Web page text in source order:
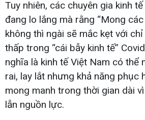
Tuy nhiên, các chuyên gia kinh
đang lo lắng mà rằng “Mong
không thì ngài sẽ mắc kẹt với
thấp trong “cái bẫy kinh tế”
nghĩa là kinh tế Việt Nam có thể
rai, lay lắt nhưng khả năng phục
mong manh trong thời gian dài
lẫn nguồn lực.